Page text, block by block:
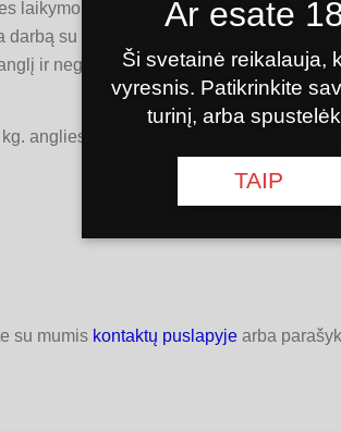
laikymo ir naudojimo įstaigoje kontrolės
su anglimi
ir negaišti laiko
anglies
su mumis kontaktų puslapyje arba
Ar esate
Ši svetainė reikalauja,
vyresnis. Patikrinkite
turinį, arba
TAIP